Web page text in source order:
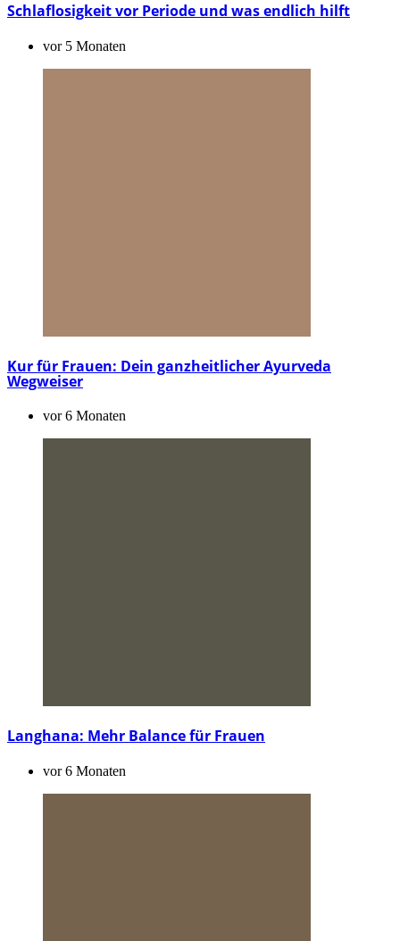
Schlaflosigkeit vor Periode und was endlich hilft
vor 5 Monaten
Kur für Frauen: Dein ganzheitlicher Ayurveda
Wegweiser
vor 6 Monaten
Langhana: Mehr Balance für Frauen
vor 6 Monaten